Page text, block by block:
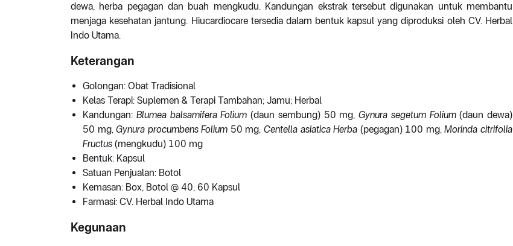
dewa, herba pegagan dan buah mengkudu. Kandungan ekstrak tersebut digunakan untuk membantu
menjaga kesehatan jantung. Hiucardiocare tersedia dalam bentuk kapsul yang diproduksi oleh CV. Herbal
Indo Utama.
Keterangan
Golongan: Obat Tradisional
Kelas Terapi: Suplemen & Terapi Tambahan; Jamu; Herbal
Kandungan: Blumea balsamifera Folium (daun sembung) 50 mg, Gynura segetum Folium(daun dewa)
50 mg,Gynura procumbens Folium 50 mg,Centella asiatica Herba (pegagan) 100 mg,Morinda citrifolia
Fructus (mengkudu) 100 mg
Bentuk: Kapsul
Satuan Penjualan: Botol
Kemasan: Box, Botol @ 40, 60 Kapsul
Farmasi: CV. Herbal Indo Utama
Kegunaan